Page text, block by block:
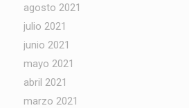
agosto 2021
julio 2021
junio 2021
mayo 2021
abril 2021
marzo 2021